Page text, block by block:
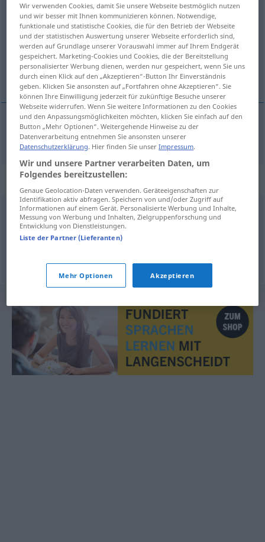
gemütsarm
Übersicht aller Übersetzungen
(Für mehr Details die Übersetzung anklicken/antippen)
afstumpet, sløv
afstumpet,sløv gemütsarm
Synonyme für "gemütsarm"
cool (ugs.),gefühllos,eiskalt,kaltschnäuzig (ugs.)
abgebrüht (ugs.),hartgesotten
© OpenThesaurus.de
Wir verwenden Cookies, damit Sie unsere Webseite bestmöglich nutzen
und wir besser mit Ihnen kommunizieren können. Notwendige,
funktionale und statistische Cookies, die für den Betrieb der Webseite
und der statistischen Auswertung unserer Webseite erforderlich sind,
werden auf Grundlage unserer Vorauswahl immer auf Ihrem Endgerät
gespeichert. Marketing-Cookies und Cookies, die der Bereitstellung
personalisierter Werbung dienen, werden nur gespeichert, wenn Sie uns
durch einen Klick auf den „Akzeptieren“-Button Ihr Einverständnis
geben. Klicken Sie ansonsten auf „Fortfahren ohne Akzeptieren“. Sie
können Ihre Einwilligung jederzeit für zukünftige Besuche unserer
Webseite widerrufen. Wenn Sie weitere Informationen zu den Cookies
und den Anpassungsmöglichkeiten möchten, klicken Sie einfach auf den
Button „Mehr Optionen“. Weitergehende Hinweise zu der
Datenverarbeitung entnehmen Sie ansonsten unserer
Datenschutzerklärung. Hier finden Sie unserImpressum.
Wir und unsere Partner verarbeiten Daten, um
Folgendes bereitzustellen:
Genaue Geolocation-Daten verwenden. Geräteeigenschaften zur
Identifikation aktiv abfragen. Speichern von und/oder Zugriff auf
Informationen auf einem Gerät. Personalisierte Werbung und Inhalte,
Messung von Werbung und Inhalten, Zielgruppenforschung und
Entwicklung von Dienstleistungen.
Liste der Partner (Lieferanten)
Mehr Optionen Akzeptieren